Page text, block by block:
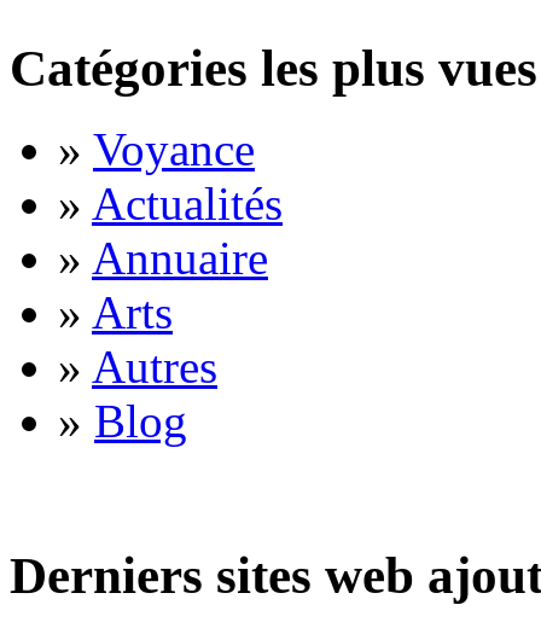
Catégories les plus vues
» Voyance
» Actualités
» Annuaire
» Arts
» Autres
» Blog
Derniers sites web